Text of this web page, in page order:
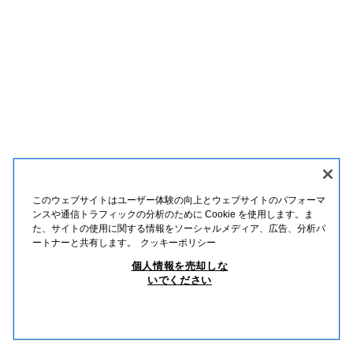
個人情報を売却しないでください
日本語 ENGLISH
このウェブサイトはユーザー体験の向上とウェブサイトのパフォーマ
ンスや通信トラフィックの分析のために Cookie を使用します。ま
た、サイトの使用に関する情報をソーシャルメディア、広告、分析パ
ートナーと共有します。
クッキーポリシー
個人情報を売却しな
いでください